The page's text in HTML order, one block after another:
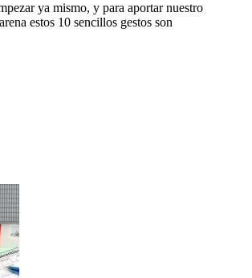
ya mismo, y para aportar nuestro
estos 10 sencillos gestos son